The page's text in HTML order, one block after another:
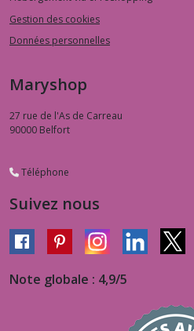
Gestion des cookies
Données personnelles
Maryshop
27 rue de l'As de Carreau
90000 Belfort
Téléphone
Suivez nous
Note globale : 4,9/5